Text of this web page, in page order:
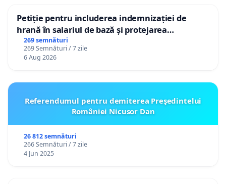
Petiție pentru includerea indemnizației de
hrană în salariul de bază și protejarea
gradațiilor de vechime pentru asistenții
personali
269 semnături
269 Semnături / 7 zile
6 Aug 2026
Referendumul pentru demiterea Preşedintelui
României Nicusor Dan
26 812 semnături
266 Semnături / 7 zile
4 Jun 2025